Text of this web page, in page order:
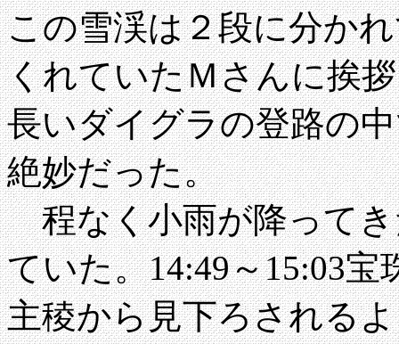
この雪渓は２段に分か
くれていたＭさんに挨
長いダイグラの登路の
絶妙だった。
程なく小雨が降ってき
ていた。14:49～15:03
主稜から見下ろされる